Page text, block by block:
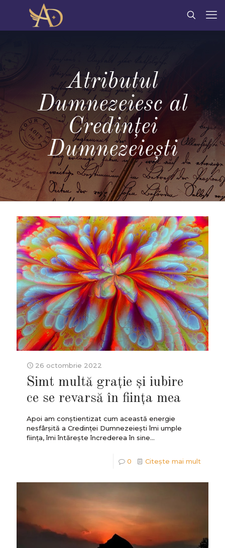
Atributul
Dumnezeiesc al
Credinței
Dumnezeiești
26 octombrie 2022
Simt multă grație și iubire
ce se revarsă în ființa mea
Apoi am conștientizat cum această energie
nesfârșită a Credinței Dumnezeiești îmi umple
ființa, îmi întărește încrederea în sine...
0 Citește mai mult